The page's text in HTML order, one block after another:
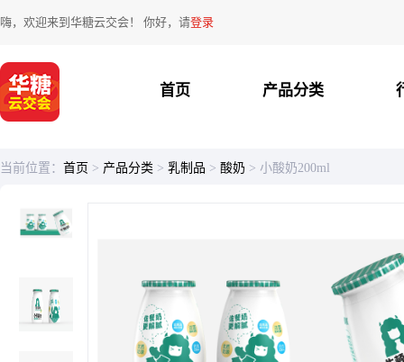
嗨，欢迎来到华糖云交会！ 你好，请登录
首页 产品分类
当前位置： 首页 > 产品分类 > 乳制品 > 酸奶 > 小酸奶200ml